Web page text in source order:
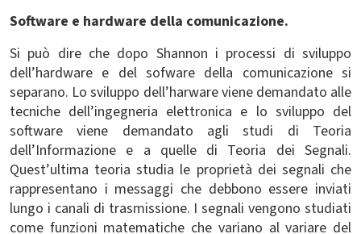
Software e hardware della comunicazione.
Si può dire che dopo Shannon i processi di sviluppo
dell’hardware e del sofware della comunicazione si
separano. Lo sviluppo dell’harware viene demandato alle
tecniche dell’ingegneria elettronica e lo sviluppo del
software viene demandato agli studi di Teoria
dell’Informazione e a quelle di Teoria dei Segnali.
Quest’ultima teoria studia le proprietà dei segnali che
rappresentano i messaggi che debbono essere inviati
lungo i canali di trasmissione. I segnali vengono studiati
come funzioni matematiche che variano al variare del